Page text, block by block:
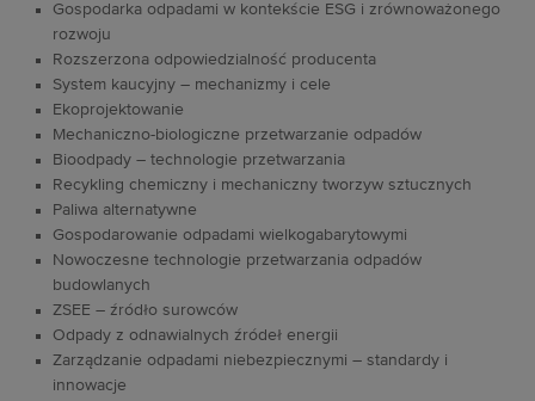
Gospodarka odpadami w kontekście ESG i zrównoważonego
rozwoju
Rozszerzona odpowiedzialność producenta
System kaucyjny – mechanizmy i cele
Ekoprojektowanie
Mechaniczno-biologiczne przetwarzanie odpadów
Bioodpady – technologie przetwarzania
Recykling chemiczny i mechaniczny tworzyw sztucznych
Paliwa alternatywne
Gospodarowanie odpadami wielkogabarytowymi
Nowoczesne technologie przetwarzania odpadów
budowlanych
ZSEE – źródło surowców
Odpady z odnawialnych źródeł energii
Zarządzanie odpadami niebezpiecznymi – standardy i
innowacje